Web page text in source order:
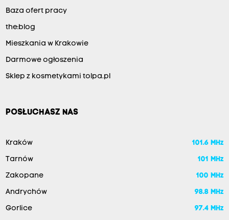
Baza ofert pracy
the:blog
Mieszkania w Krakowie
Darmowe ogłoszenia
Sklep z kosmetykami tolpa.pl
POSŁUCHASZ NAS
Kraków 101.6 MHz
Tarnów 101 MHz
Zakopane 100 MHz
Andrychów 98.8 MHz
Gorlice 97.4 MHz